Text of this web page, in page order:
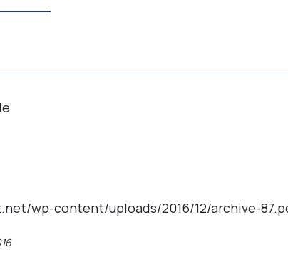
wp-content/uploads/2016/12/archive-